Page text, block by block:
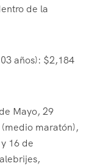
de la
años): $2,184
Mayo, 29
maratón),
16 de